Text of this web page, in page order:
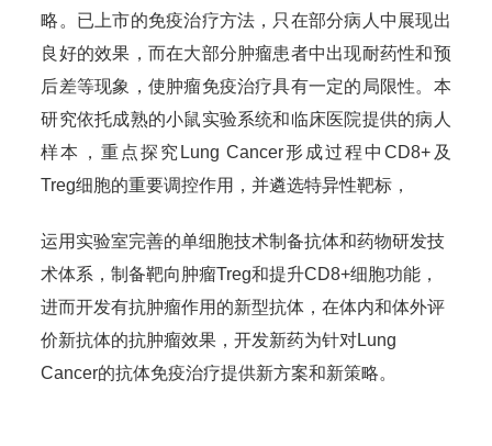
略。已上市的免疫治疗方法，只在部分病人中展现出
良好的效果，而在大部分肿瘤患者中出现耐药性和预
后差等现象，使肿瘤免疫治疗具有一定的局限性。本
研究依托成熟的小鼠实验系统和临床医院提供的病人
样本，重点探究Lung Cancer形成过程中CD8+及
Treg细胞的重要调控作用，并遴选特异性靶标，
运用实验室完善的单细胞技术制备抗体和药物研发技
术体系，制备靶向肿瘤Treg和提升CD8+细胞功能，
进而开发有抗肿瘤作用的新型抗体，在体内和体外评
价新抗体的抗肿瘤效果，开发新药为针对Lung
Cancer的抗体免疫治疗提供新方案和新策略。